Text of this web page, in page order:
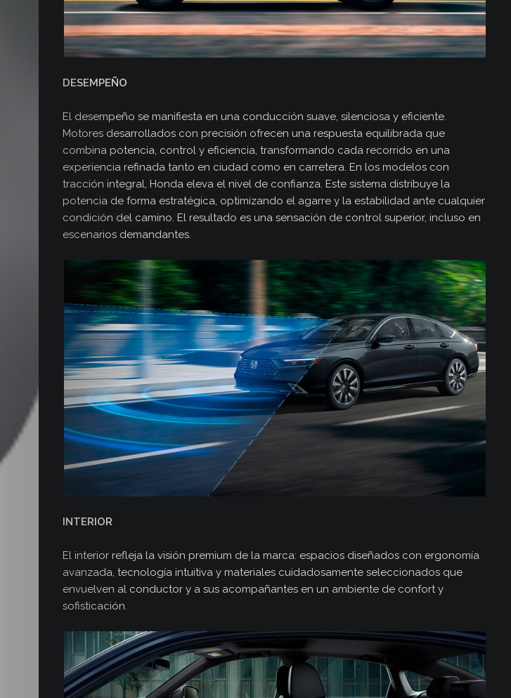
Secciones
Revista
Autoxpress
TV
/
Videos
Seminuevos
Kit
Contacto
DESEMPEÑO
El desempeño se manifiesta en una conducción suave, silenciosa y eficiente.
Motores desarrollados con precisión ofrecen una respuesta equilibrada que
combina potencia, control y eficiencia, transformando cada recorrido en una
experiencia refinada tanto en ciudad como en carretera. En los modelos con
tracción integral, Honda eleva el nivel de confianza. Este sistema distribuye la
potencia de forma estratégica, optimizando el agarre y la estabilidad ante cualquier
condición del camino. El resultado es una sensación de control superior, incluso en
escenarios demandantes.
INTERIOR
El interior refleja la visión premium de la marca: espacios diseñados con ergonomía
avanzada, tecnología intuitiva y materiales cuidadosamente seleccionados que
envuelven al conductor y a sus acompañantes en un ambiente de confort y
sofisticación.